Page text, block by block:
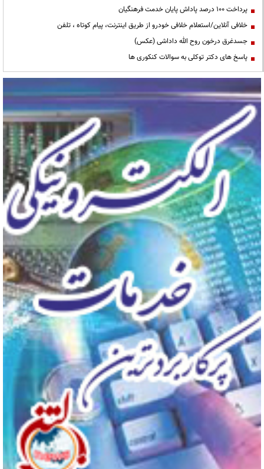
پرداخت ۱۰۰ درصد پاداش پایان خدمت فرهنگیان
خلافی آنلاین/استعلام خلافی خودرو از طریق اینترنت، پیام کوتاه ، تلفن
جسدغرق درخون روح الله داداشی (عکس)
پاسخ های دکتر توکلی به سوالات کنکوری ها